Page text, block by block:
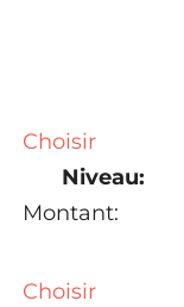
Choisir
Choisir